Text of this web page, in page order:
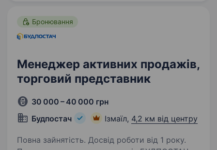
Бронювання
Менеджер активних продажів,
торговий представник
30 000 – 40 000 грн
Будпостач
Ізмаїл, 4,2 км від центру
Повна зайнятість. Досвід роботи від 1 року.